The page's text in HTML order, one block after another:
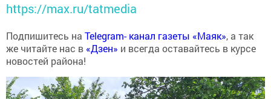
https://max.ru/tatmedia
Подпишитесь на Telegram- канал газеты «Маяк», а так
же читайте нас в «Дзен» и всегда оставайтесь в курсе
новостей района!